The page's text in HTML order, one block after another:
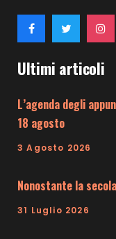
Ultimi articoli
L’agenda degli
18 agosto
3 Agosto 2026
Nonostante la
31 Luglio 2026